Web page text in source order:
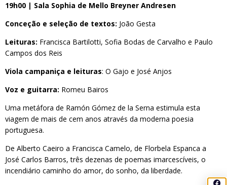
19h00 | Sala Sophia de Mello Breyner Andresen
Conceção e seleção de textos: João Gesta
Leituras: Francisca Bartilotti, Sofia Bodas de Carvalho e Paulo
Campos dos Reis
Viola campaniça e leituras: O Gajo e José Anjos
Voz e guitarra: Romeu Bairos
Uma metáfora de Ramón Gómez de la Serna estimula esta
viagem de mais de cem anos através da moderna poesia
portuguesa.
De Alberto Caeiro a Francisca Camelo, de Florbela Espanca a
José Carlos Barros, três dezenas de poemas imarcescíveis, o
incendiário caminho do amor, do sonho, da liberdade.